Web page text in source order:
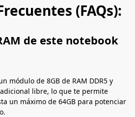
(FAQs):
de este notebook
módulo de 8GB de RAM DDR5 y
libre, lo que te permite
un máximo de 64GB para potenciar